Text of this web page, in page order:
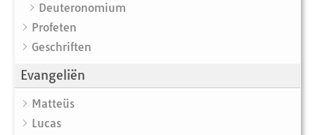
Deuteronomium
Profeten
Geschriften
Evangeliën
Matteüs
Lucas